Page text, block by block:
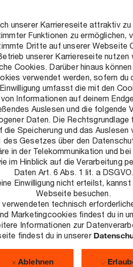
unserer Karriereseite attraktiv
Funktionen zu ermöglichen,
Dritte auf unserer Webseite
unserer Karriereseite nutzen
Cookies. Darüber hinaus
verwendet werden, sofern du
umfasst die mit den
Informationen auf deinem
Auslesen und die folgende
Daten. Die Rechtsgrundlage
die Speicherung und das
des Gesetzes über den
in der Telekommunikation und
im Hinblick auf die Verarbeitung
Daten Art. 6 Abs. 1 lit. a DSGVO.
Einwilligung nicht erteilst,
Webseite besuchen.
verwendeten technisch
Marketingcookies findest du in
Informationen zur
findest du in unserer
Ablehnen
Erfahrungen durch
hinaus bieten wir die Möglichkeit
nach Praktikumsende mit
Vorteile, wie z.B. exklusive
Einstiegsmöglichkeiten.
schaffen: Ein Umfeld, in dem
honoriert wird und auf das wir
zu lösen, nachhaltige
Als Teil unseres Operations
und neue Geschäftsmodelle in die